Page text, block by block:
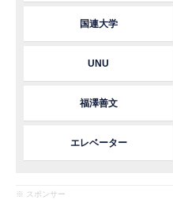
国連大学
UNU
福澤善文
エレベーター
※ スポンサー